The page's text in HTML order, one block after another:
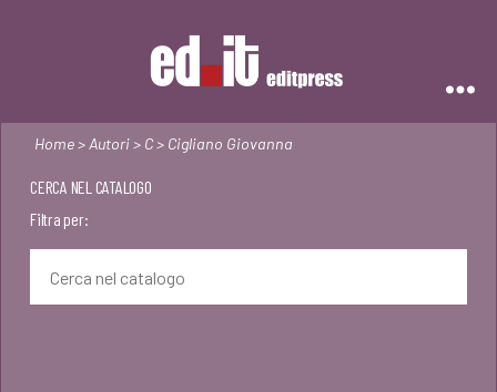
Home> Autori> C> Cigliano Giovanna
CERCA NEL CATALOGO
Filtra per: